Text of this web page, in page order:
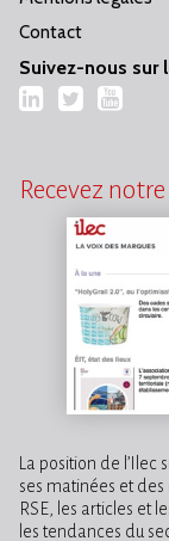
Contact
Suivez-nous sur
LinkedIn
Twitter
Recevez
La position de l’Ilec
ses matinées et des
RSE, les articles et
les tendances du